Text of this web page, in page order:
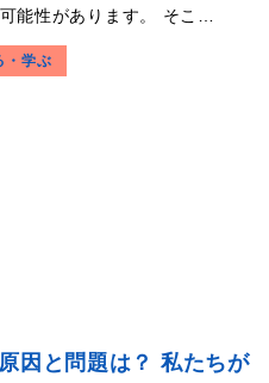
能性があります。 そこ…
・学ぶ
因と問題は？ 私たちが